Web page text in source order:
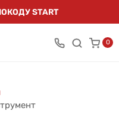
START
0